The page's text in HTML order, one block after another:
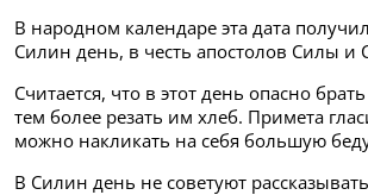
В народном календаре эта дата
Силин день, в честь апостолов Силы и
Считается, что в этот день опасно
тем более резать им хлеб. Примета
можно накликать на себя большую
В Силин день не советуют